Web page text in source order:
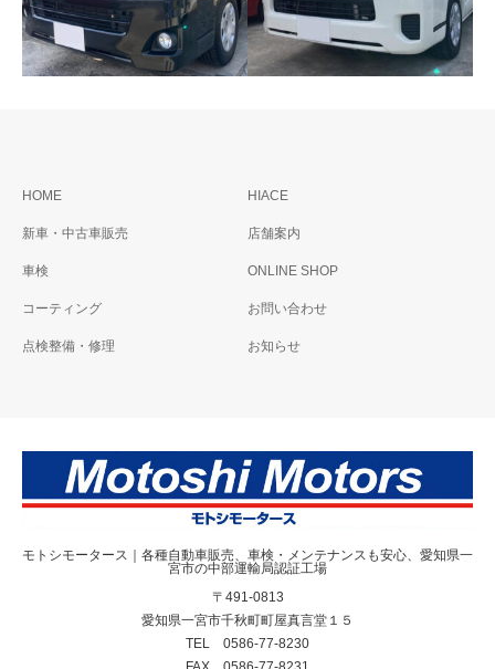
トヨタ レジアスエース
HOME
新車・中古車販売
車検
コーティング
点検整備・修理
HIACE
店舗案内
ONLINE SHOP
お問い合わせ
お知らせ
モトシモータース｜各種自動車販売、車検・メンテナンスも安心、愛知県一
宮市の中部運輸局認証工場
〒491-0813
愛知県一宮市千秋町町屋真言堂１５
TEL 0586-77-8230